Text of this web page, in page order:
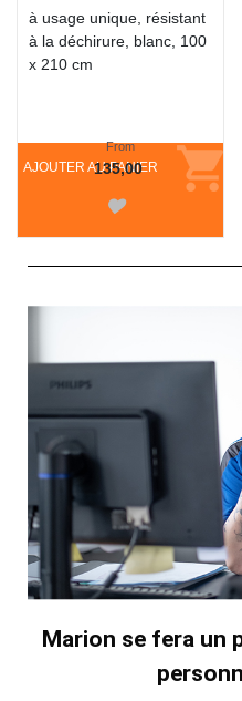
à usage unique, résistant
à la déchirure, blanc, 100
x 210 cm
AJOUTER AU PANIER
From
135,00
Marion se fera un